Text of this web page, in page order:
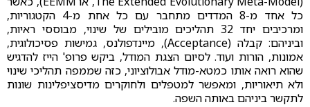
כל אחד מ-8 המדדים מתחבר עם כל אחת מ-4 הקטגוריות,
ומרכיבים יחד 32 תהליכים מובילים של שינוי, מבוססי ראיות,
וביניהם: קבלה (Acceptance), מיינדפולנס, גמישות פסיכולוגית,
אמונות, הורות ועוד. לסיום הצגת המודל, ביקש פרופ' הייז להדגיש
שהוא רואה אותו כמטא-מודל אבולוציוני, כזה שממפה תהליכי שינוי
ולא תיאוריות, ומאפשר למטפלים ולחוקרים מדיסציפלינות שונות
לתקשר ביניהם באותה השפה.